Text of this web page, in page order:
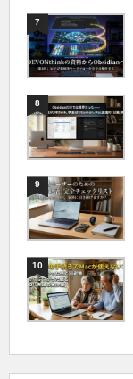
7
8
9
10